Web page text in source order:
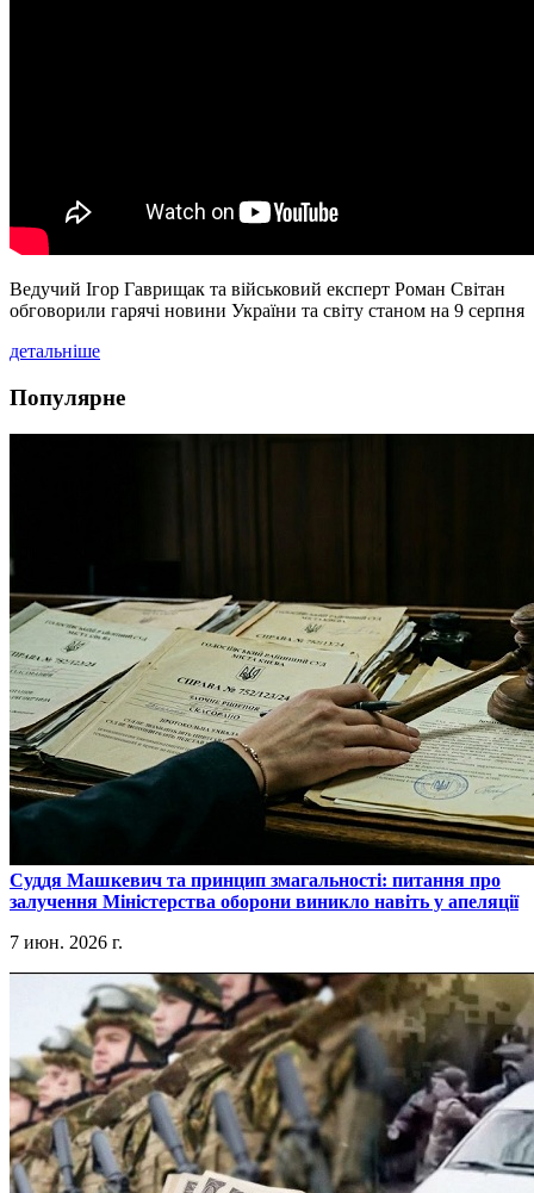
Ведучий Ігор Гаврищак та військовий експерт Роман Світан
обговорили гарячі новини України та світу станом на 9 серпня
детальніше
Популярне
​Суддя Машкевич та принцип змагальності: питання про
залучення Міністерства оборони виникло навіть у апеляції
7 июн. 2026 г.